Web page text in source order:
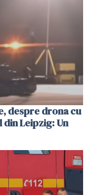
despre drona cu
Leipzig: Un